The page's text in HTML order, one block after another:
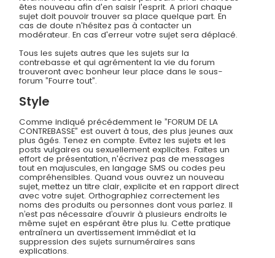
êtes nouveau afin d'en saisir l'esprit. A priori chaque
sujet doit pouvoir trouver sa place quelque part. En
cas de doute n'hésitez pas à contacter un
modérateur. En cas d'erreur votre sujet sera déplacé.
Tous les sujets autres que les sujets sur la
contrebasse et qui agrémentent la vie du forum
trouveront avec bonheur leur place dans le sous-
forum ”Fourre tout”.
Style
Comme indiqué précédemment le ”FORUM DE LA
CONTREBASSE” est ouvert à tous, des plus jeunes aux
plus âgés. Tenez en compte. Evitez les sujets et les
posts vulgaires ou sexuellement explicites. Faites un
effort de présentation, n'écrivez pas de messages
tout en majuscules, en langage SMS ou codes peu
compréhensibles. Quand vous ouvrez un nouveau
sujet, mettez un titre clair, explicite et en rapport direct
avec votre sujet. Orthographiez correctement les
noms des produits ou personnes dont vous parlez. Il
n’est pas nécessaire d’ouvrir à plusieurs endroits le
même sujet en espérant être plus lu. Cette pratique
entraînera un avertissement immédiat et la
suppression des sujets surnuméraires sans
explications.